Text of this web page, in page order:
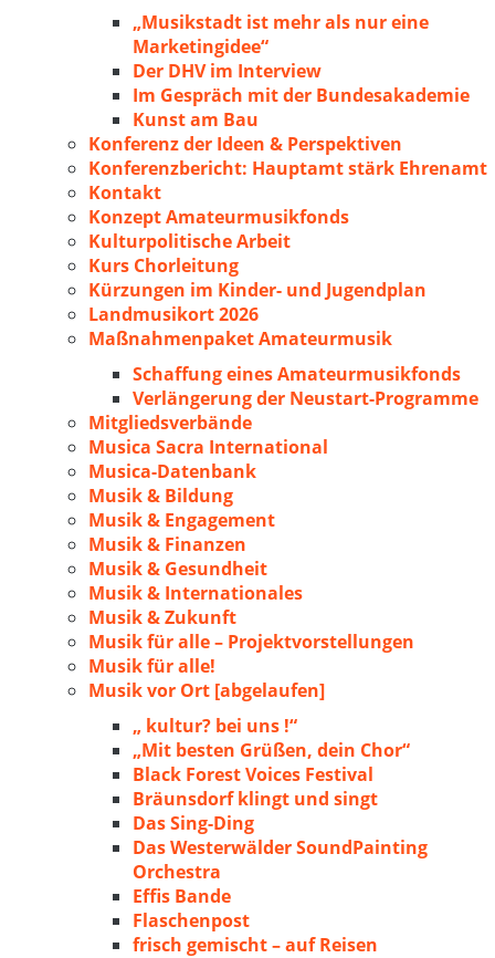
„Musikstadt ist mehr als nur eine
Marketingidee“
Der DHV im Interview
Im Gespräch mit der Bundesakademie
Kunst am Bau
Konferenz der Ideen & Perspektiven
Konferenzbericht: Hauptamt stärk Ehrenamt
Kontakt
Konzept Amateurmusikfonds
Kulturpolitische Arbeit
Kurs Chorleitung
Kürzungen im Kinder- und Jugendplan
Landmusikort 2026
Maßnahmenpaket Amateurmusik
Schaffung eines Amateurmusikfonds
Verlängerung der Neustart-Programme
Mitgliedsverbände
Musica Sacra International
Musica-Datenbank
Musik & Bildung
Musik & Engagement
Musik & Finanzen
Musik & Gesundheit
Musik & Internationales
Musik & Zukunft
Musik für alle – Projektvorstellungen
Musik für alle!
Musik vor Ort [abgelaufen]
„ kultur? bei uns !“
„Mit besten Grüßen, dein Chor“
Black Forest Voices Festival
Bräunsdorf klingt und singt
Das Sing-Ding
Das Westerwälder SoundPainting
Orchestra
Effis Bande
Flaschenpost
frisch gemischt – auf Reisen